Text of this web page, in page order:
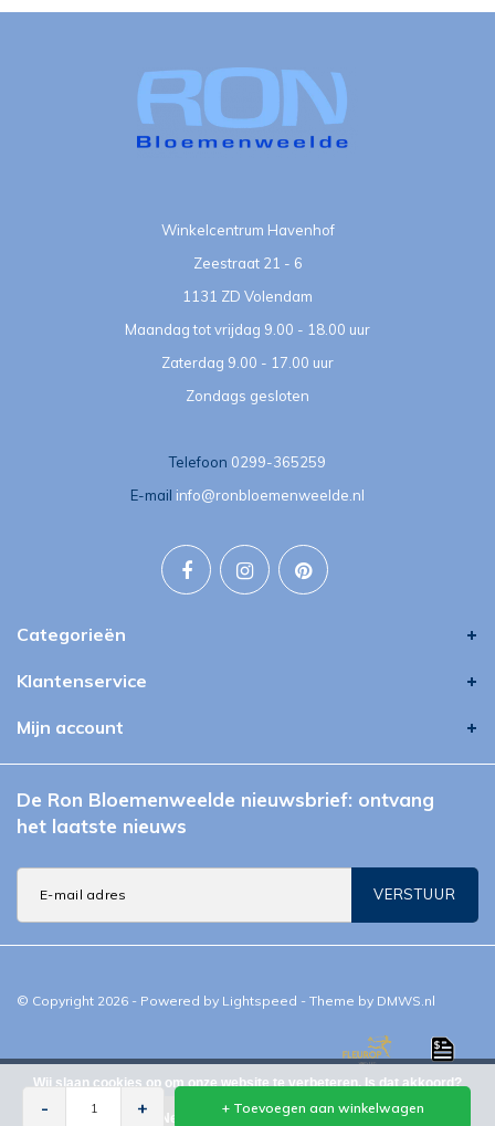
- + + Toevoegen aan winkelwagen
Winkelcentrum Havenhof
Zeestraat 21 - 6
1131 ZD Volendam
Maandag tot vrijdag 9.00 - 18.00 uur
Zaterdag 9.00 - 17.00 uur
Zondags gesloten
Telefoon 0299-365259
E-mail info@ronbloemenweelde.nl
Categorieën
Klantenservice
Mijn account
De Ron Bloemenweelde nieuwsbrief: ontvang
het laatste nieuws
VERSTUUR
© Copyright 2026 - Powered by Lightspeed - Theme by DMWS.nl
Wij slaan cookies op om onze website te verbeteren. Is dat akkoord?
Nee Meer over privacy en cookies »